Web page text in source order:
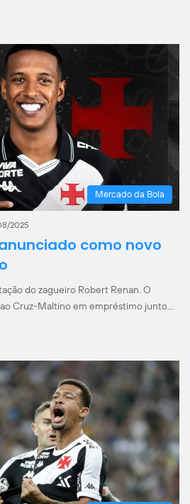
Mercado da Bola
2025
como novo
do zagueiro Robert Renan. O
Cruz-Maltino em empréstimo junto…